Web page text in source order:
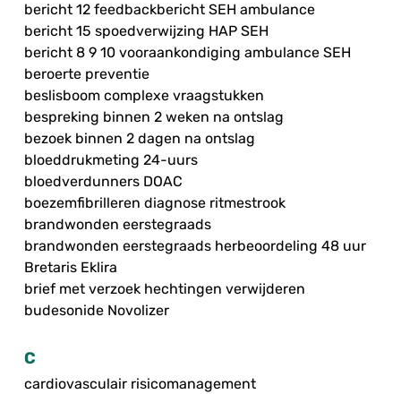
bericht 12 feedbackbericht SEH ambulance
bericht 15 spoedverwijzing HAP SEH
bericht 8 9 10 vooraankondiging ambulance SEH
beroerte preventie
beslisboom complexe vraagstukken
bespreking binnen 2 weken na ontslag
bezoek binnen 2 dagen na ontslag
bloeddrukmeting 24-uurs
bloedverdunners DOAC
boezemfibrilleren diagnose ritmestrook
brandwonden eerstegraads
brandwonden eerstegraads herbeoordeling 48 uur
Bretaris Eklira
brief met verzoek hechtingen verwijderen
budesonide Novolizer
C
cardiovasculair risicomanagement